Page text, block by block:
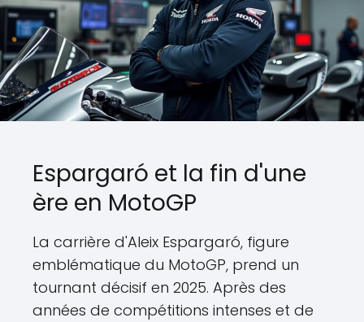
Espargaró et la fin d'une
ère en MotoGP
La carrière d'Aleix Espargaró, figure
emblématique du MotoGP, prend un
tournant décisif en 2025. Après des
années de compétitions intenses et de